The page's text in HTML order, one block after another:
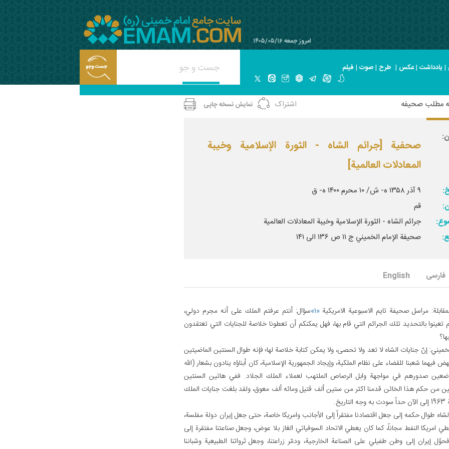
امروز جمعه ۱۴۰۵/۰۵/۱۶
| یادداشت |عکس | طرح |صوت | فیلم
مطلب صحیفه اشتراک نمایش نسخه چاپی
صحفية [جرائم الشاه - الثورة الإسلامية وخيبة
المعادلات العالمية]
۹ آذر ۱۳۵۸ ه- ش/ ۱۰ محرم ۱۴۰۰ ه- ق‏
قم‏
جرائم الشاه - الثورة الإسلامية وخيبة المعادلات العالمية
صحيفة الإمام الخميني ج ۱۱ ص ۱۳۶ الى ۱۴۱
فارسی English
مراسل صحيفة تايم الاسبوعية الامريكية«۱» سؤال: أنتم عرفتم الملك على أنه مجرم دولي،
تعينوا بالتحديد تلك الجرائم التي قام بها، فهل يمكنكم أن تعطونا خلاصة للجنايات التي تعتقدون
إنّ جنايات الشاه لا تعد ولا تحصى، ولا يمكن كتابة خلاصة لها؛ فإنه طوال السنتين الماضيتين
فيهما شعبنا للقضاء على نظام الملكية، وإيجاد الجمهورية الإسلامية، كان أبناؤه ينادون بشعار (الله
صدورهم في مواجهة وابل الرصاص الملتهب لعملاء الملك الجلاد. ففي هاتين السنتين
من حكم هذا الخائن قدمنا اكثر من ستين ألف قتيل ومائه ألف معوق، ولقد بلغت جنايات الملك
طوال حكمه إلى جعل اقتصادنا مفتقراً إلى الأجانب وامريكا خاصة، حتى جعل إيران دولة مفلسة،
امريكا النفط مجاناً، كما كان يعطي الاتحاد السوفياتي الغاز بلا عوض، وجعل صناعتنا مفتقرة إلى
إيران إلى وطن طفيلي على الصناعة الخارجية، ودمّر زراعتنا، وجعل ثرواتنا الطبيعية وشباننا